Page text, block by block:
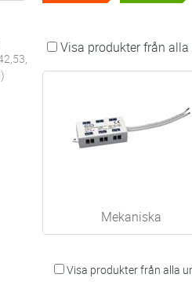
Visa produkter från
Mekaniska
Visa produkter från alla